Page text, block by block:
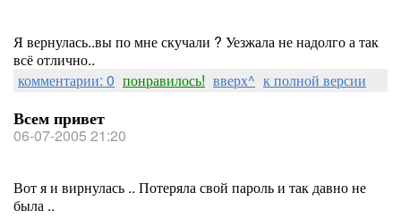
Я вернулась..вы по мне скучали ? Уезжала не надолго а так
всё отлично..
комментарии: 0 понравилось! вверх^ к полной версии
Всем привет
06-07-2005 21:20
Вот я и вирнулась .. Потеряла свой пароль и так давно не
была ..